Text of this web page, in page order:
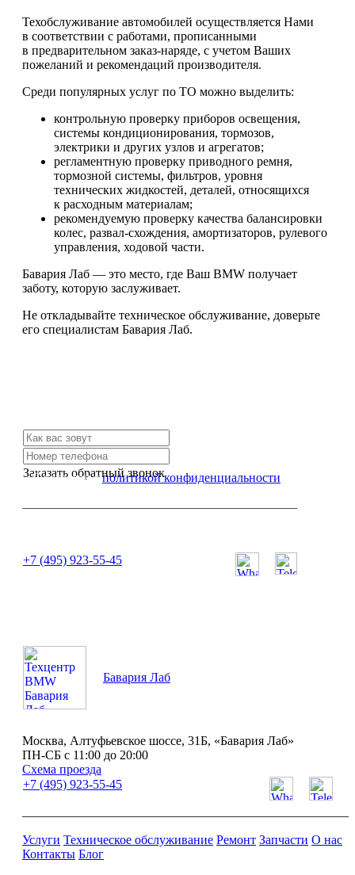
Техобслуживание автомобилей осуществляется Нами
в соответствии с работами, прописанными
в предварительном заказ-наряде, с учетом Ваших
пожеланий и рекомендаций производителя.
Среди популярных услуг по ТО можно выделить:
контрольную проверку приборов освещения,
системы кондиционирования, тормозов,
электрики и других узлов и агрегатов;
регламентную проверку приводного ремня,
тормозной системы, фильтров, уровня
технических жидкостей, деталей, относящихся
к расходным материалам;
рекомендуемую проверку качества балансировки
колес, развал-схождения, амортизаторов, рулевого
управления, ходовой части.
Бавария Лаб — это место, где Ваш BMW получает
заботу, которую заслуживает.
Не откладывайте техническое обслуживание, доверьте
его специалистам Бавария Лаб.
Заказать обратный звонок
Я согласен сполитикой конфиденциальности
+7 (495) 923-55-45
Бавария Лаб
Москва, Алтуфьевское шоссе, 31Б, «Бавария Лаб»
ПН-СБ с 11:00 до 20:00
Схема проезда
+7 (495) 923-55-45
Услуги Техническое обслуживание Ремонт Запчасти О нас
Контакты Блог